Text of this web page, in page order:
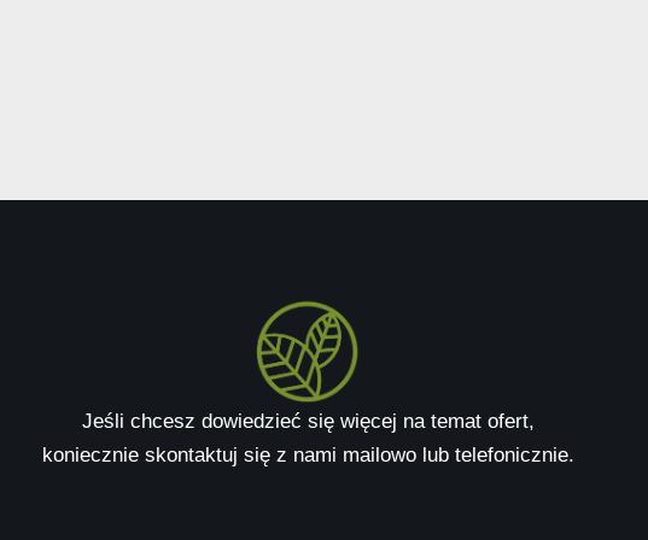
Jeśli chcesz dowiedzieć się więcej na temat ofert,
koniecznie skontaktuj się z nami mailowo lub telefonicznie.